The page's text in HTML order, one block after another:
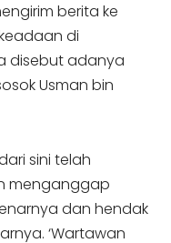
berita ke
di
disebut adanya
Usman bin
sini telah
menganggap
dan hendak
‘Wartawan